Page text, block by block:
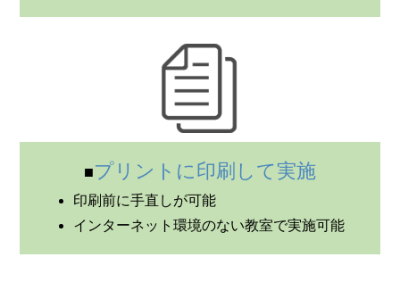
プリントに印刷して実施
印刷前に手直しが可能
インターネット環境のない教室で実施可能